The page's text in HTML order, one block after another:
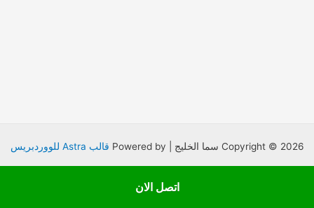
Copyright © 2026 سما الخليج | Powered by قالب Astra للووردبريس
اتصل الان